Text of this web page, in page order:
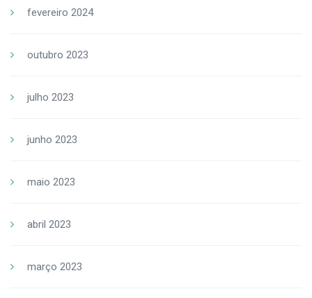
fevereiro 2024
outubro 2023
julho 2023
junho 2023
maio 2023
abril 2023
março 2023